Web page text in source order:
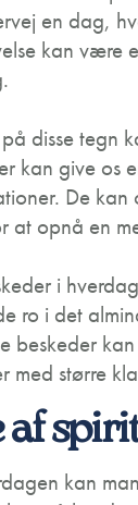
en dag,
kan
disse tegn
kan give os
De
opnå en
i
ro i det
beskeder
med større
af
kan